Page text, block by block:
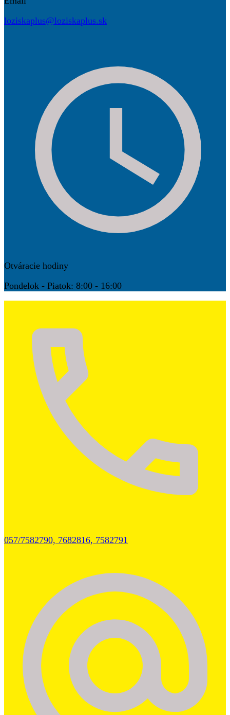
loziskaplus@loziskaplus.sk
Otváracie hodiny
Pondelok - Piatok: 8:00 - 16:00
057/7582790, 7682816, 7582791